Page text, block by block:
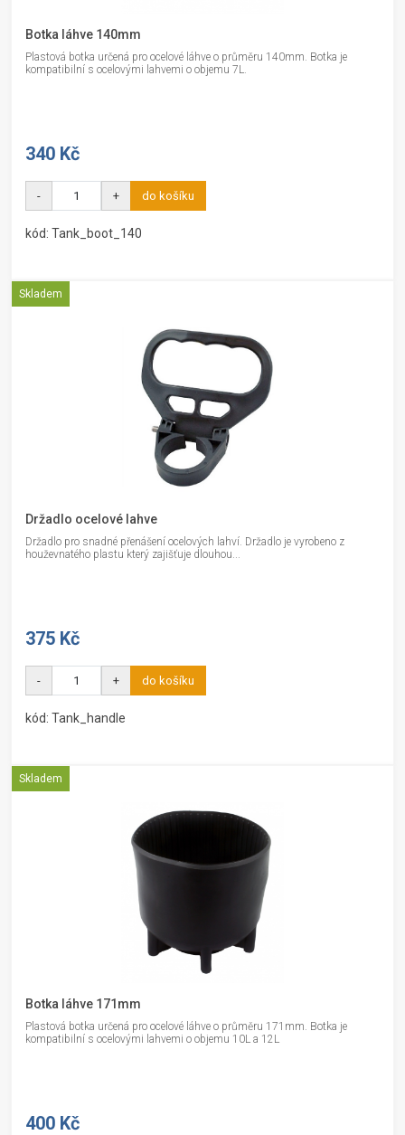
Botka láhve 140mm
Plastová botka určená pro ocelové láhve o průměru 140mm. Botka je
kompatibilní s ocelovými lahvemi o objemu 7L.
340 Kč
- + do košíku
kód: Tank_boot_140
Skladem
Držadlo ocelové lahve
Držadlo pro snadné přenášení ocelových lahví. Držadlo je vyrobeno z
houževnatého plastu který zajišťuje dlouhou...
375 Kč
- + do košíku
kód: Tank_handle
Skladem
Botka láhve 171mm
Plastová botka určená pro ocelové láhve o průměru 171mm. Botka je
kompatibilní s ocelovými lahvemi o objemu 10L a 12L
400 Kč